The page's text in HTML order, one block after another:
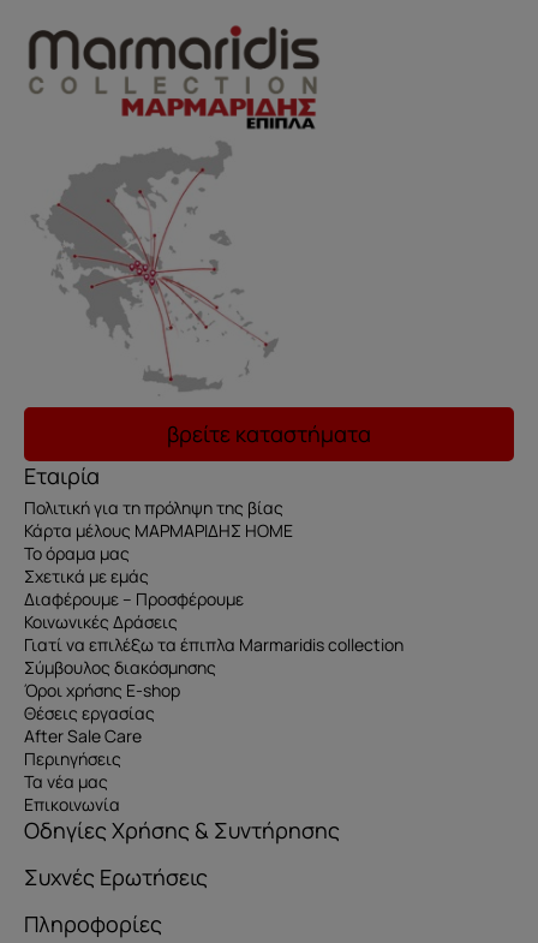
βρείτε καταστήματα
Εταιρία
Πολιτική για τη πρόληψη της βίας
Κάρτα μέλους ΜΑΡΜΑΡΙΔΗΣ HOME
Το όραμα μας
Σχετικά με εμάς
Διαφέρουμε – Προσφέρουμε
Κοινωνικές Δράσεις
Γιατί να επιλέξω τα έπιπλα Marmaridis collection
Σύμβουλος διακόσμησης
Όροι χρήσης E-shop
Θέσεις εργασίας
After Sale Care
Περιηγήσεις
Τα νέα μας
Επικοινωνία
Οδηγίες Χρήσης & Συντήρησης
Συχνές Ερωτήσεις
Πληροφορίες